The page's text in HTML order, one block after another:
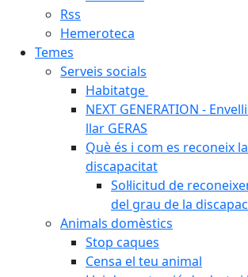
Rss
Hemeroteca
Temes
Serveis socials
Habitatge
NEXT GENERATION -
llar GERAS
Què és i com es reconeix
discapacitat
Sol·licitud de
del grau de la
Animals domèstics
Stop caques
Censa el teu animal